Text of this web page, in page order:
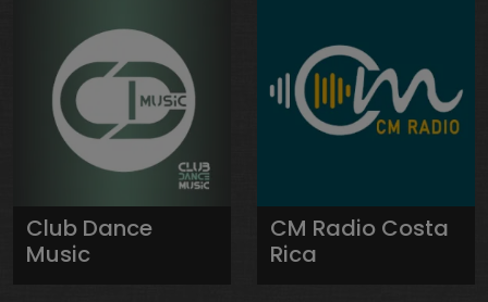
Club Dance
Music
CM Radio Costa
Rica